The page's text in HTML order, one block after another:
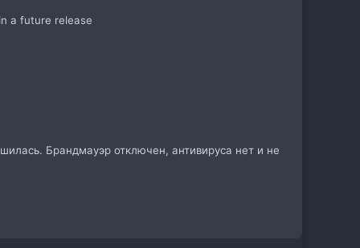
a future release
Брандмауэр отключен, антивируса нет и не